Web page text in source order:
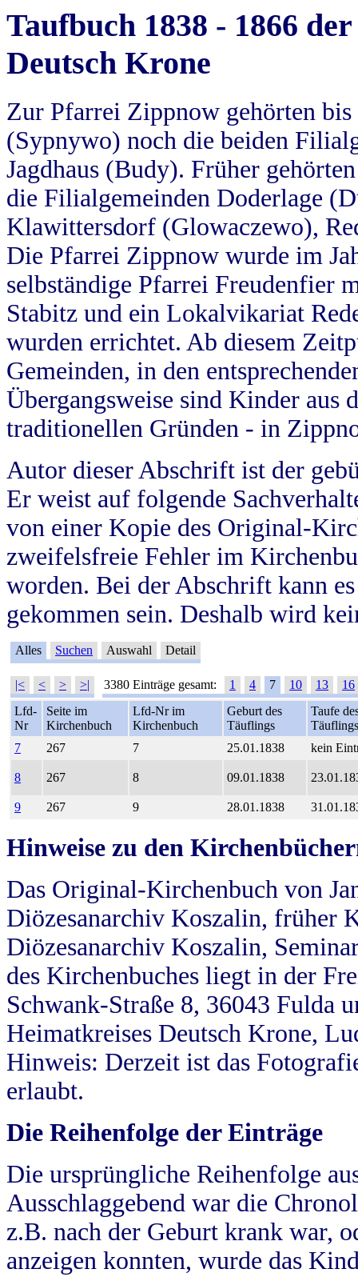
Taufbuch 1838 - 1866
Deutsch Krone
Zur Pfarrei Zippnow gehörten
(Sypnywo) noch die beiden
Jagdhaus (Budy). Früher
die Filialgemeinden Doderlage
Klawittersdorf (Glowaczewo),
Die Pfarrei Zippnow wurde im
selbständige Pfarrei Freudenfier
Stabitz und ein Lokalvikariat
wurden errichtet. Ab diesem
Gemeinden, in den
Übergangsweise sind Kinder aus
traditionellen Gründen - in
Autor dieser Abschrift ist der
Er weist auf folgende
von einer Kopie des Original-
zweifelsfreie Fehler im
worden. Bei der Abschrift kann
gekommen sein. Deshalb wird
Alles Suchen Auswahl Detail
|< < > >| 3380 Einträge gesamt: 1 4 7 10 13
16
Lfd-
Nr
Seite im
Kirchenbuch
Lfd-Nr im
Kirchenbuch
Geburt des
Täuflings
Taufe
Täuflings
7
267 7 25.01.1838 kein
8 267 8 09.01.1838
9 267 9 28.01.1838
Hinweise zu den
Das Original-Kirchenbuch von
Diözesanarchiv Koszalin, früher
Diözesanarchiv Koszalin,
des Kirchenbuches liegt in der
Schwank-Straße 8, 36043 Fulda
Heimatkreises Deutsch Krone,
Hinweis: Derzeit ist das
erlaubt.
Die Reihenfolge der Einträge
Die ursprüngliche Reihenfolge
Ausschlaggebend war die
z.B. nach der Geburt krank war,
anzeigen konnten, wurde das